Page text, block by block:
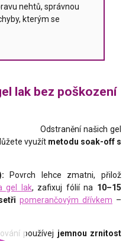
nehtů, správnou
kterým se
lak bez poškození
Odstranění našich gel
využít metodu soak-off s
Povrch lehce zmatni, přilož
gel lak, zafixuj fólií na 10–15
pomerančovým dřívkem –
používej jemnou zrnitost